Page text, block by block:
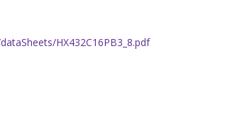
HX432C16PB3_8.pdf